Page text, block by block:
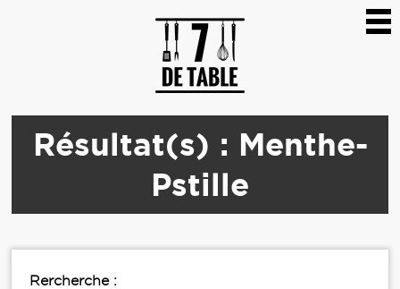
Résultat(s) : Menthe-
Pstille
Rercherche :